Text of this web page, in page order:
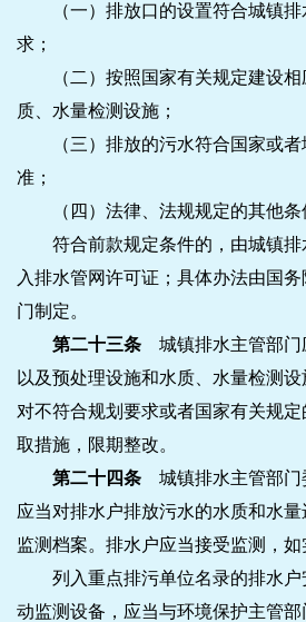
（一）排放口的设置符合城镇排
求；
（二）按照国家有关规定建设相
质、水量检测设施；
（三）排放的污水符合国家或者
准；
（四）法律、法规规定的其他条
符合前款规定条件的，由城镇排
入排水管网许可证；具体办法由国
门制定。
第二十三条 城镇排水主管部门
以及预处理设施和水质、水量检测设
对不符合规划要求或者国家有关规
取措施，限期整改。
第二十四条 城镇排水主管部门
应当对排水户排放污水的水质和水
监测档案。排水户应当接受监测，如
列入重点排污单位名录的排水户
动监测设备，应当与环境保护主管